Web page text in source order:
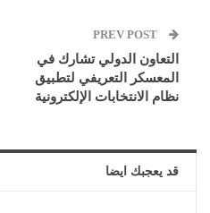
التعاون الدولي تشارك في
المعسكر التعريفي لتطبيق
نظام الانتخابات الإلكترونية
قد يعجبك ايضا